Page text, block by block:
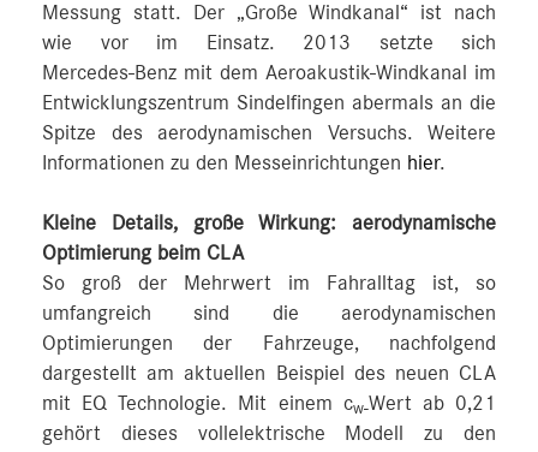
Messung statt. Der „Große Windkanal“ ist nach
wie vor im Einsatz. 2013 setzte sich
Mercedes‑Benz mit dem Aeroakustik-Windkanal im
Entwicklungszentrum Sindelfingen abermals an die
Spitze des aerodynamischen Versuchs. Weitere
Informationen zu den Messeinrichtungen hier.
Kleine Details, große Wirkung: aerodynamische
Optimierung beim CLA
So groß der Mehrwert im Fahralltag ist, so
umfangreich sind die aerodynamischen
Optimierungen der Fahrzeuge, nachfolgend
dargestellt am aktuellen Beispiel des neuen CLA
mit EQ Technologie. Mit einem cw‑Wert ab 0,21
gehört dieses vollelektrische Modell zu den